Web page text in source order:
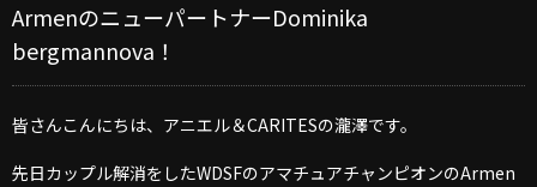
ArmenのニューパートナーDominika
bergmannova！
皆さんこんにちは、アニエル＆CARITESの瀧澤です。
先日カップル解消をしたWDSFのアマチュアチャンピオンのArmen